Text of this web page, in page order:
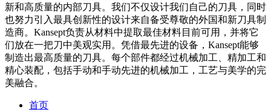
新和高质量的内部刀具。我们不仅设计我们自己的刀具，同时
也努力引入最具创新性的设计来自备受尊敬的外国和新刀具制
造商。Kansept负责从材料中提取最佳材料目前可用，并将它
们放在一把刀中美观实用。凭借最先进的设备，Kansept能够
制造出最高质量的刀具。每个部件都经过机械加工、精加工和
精心装配，包括手动和手动先进的机械加工，工艺与美学的完
美融合。
首页